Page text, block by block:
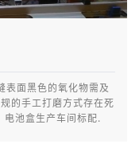
表面黑色的氧化物需及
的手工打磨方式存在死
池盒生产车间标配.